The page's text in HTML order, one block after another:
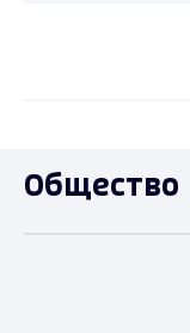
Общество